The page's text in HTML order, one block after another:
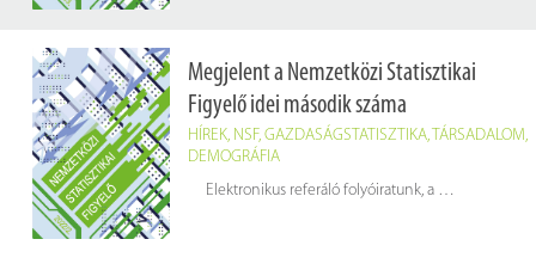
Megjelent a Nemzetközi Statisztikai
Figyelő idei második száma
HÍREK, NSF, GAZDASÁGSTATISZTIKA, TÁRSADALOM,
DEMOGRÁFIA
Elektronikus referáló folyóiratunk, a
Nemzetközi